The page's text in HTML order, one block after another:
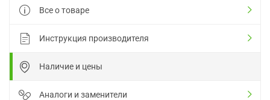
Все о товаре
Инструкция производителя
Наличие и цены
Аналоги и заменители